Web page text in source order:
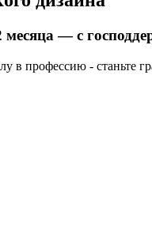
месяца — с
в профессию - станьте